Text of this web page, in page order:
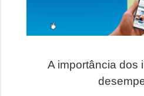
A importância dos